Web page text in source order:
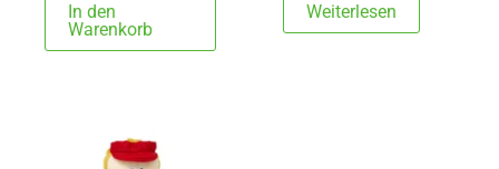
In den
Warenkorb
Weiterlesen